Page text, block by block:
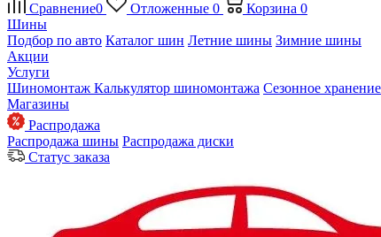
Сравнение0 Отложенные 0 Корзина 0
Шины
Подбор по авто Каталог шин Летние шины Зимние шины
Акции
Услуги
Шиномонтаж Калькулятор шиномонтажа Сезонное хранение
Магазины
Распродажа
Распродажа шины Распродажа диски
Статус заказа